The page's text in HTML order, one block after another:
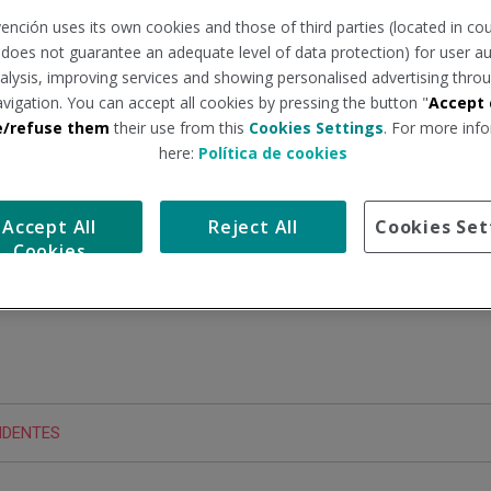
evita riesgos
uses its own cookies and those of third parties (located in
not guarantee an adequate level of data protection) for user
improving services and showing personalised advertising
You can accept all cookies by pressing the button "Accept
refuse them their use from this Cookies Settings. For more
here: Política de cookies
Cookies
Reject All
Accept All
Cookies